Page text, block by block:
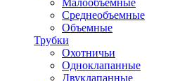
Малообъемные
Среднеобъемные
Объемные
Трубки
Охотничьи
Одноклапанные
Двуклапанные